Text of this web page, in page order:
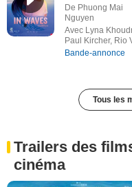
De Phuong Mai
Nguyen
Avec Lyna
Paul Kircher, Rio
Bande-annonce
Tous les
Trailers des
cinéma